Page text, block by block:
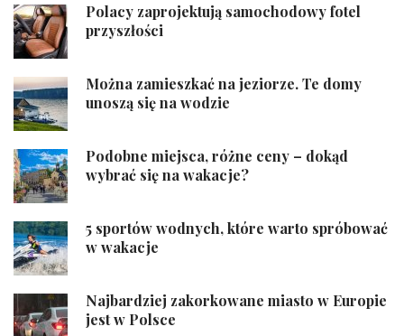
Polacy zaprojektują samochodowy fotel
przyszłości
Można zamieszkać na jeziorze. Te domy
unoszą się na wodzie
Podobne miejsca, różne ceny – dokąd
wybrać się na wakacje?
5 sportów wodnych, które warto spróbować
w wakacje
Najbardziej zakorkowane miasto w Europie
jest w Polsce